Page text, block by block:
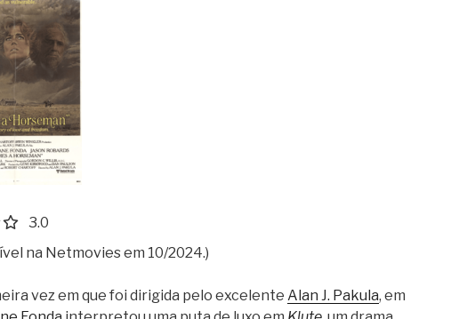
3.0 out of 5.0 stars
3.0
na Netmovies em 10/2024.)
vez em que foi dirigida pelo excelente Alan J. Pakula, em